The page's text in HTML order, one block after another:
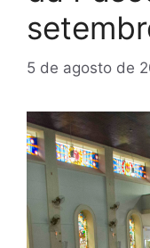
5 de agosto de